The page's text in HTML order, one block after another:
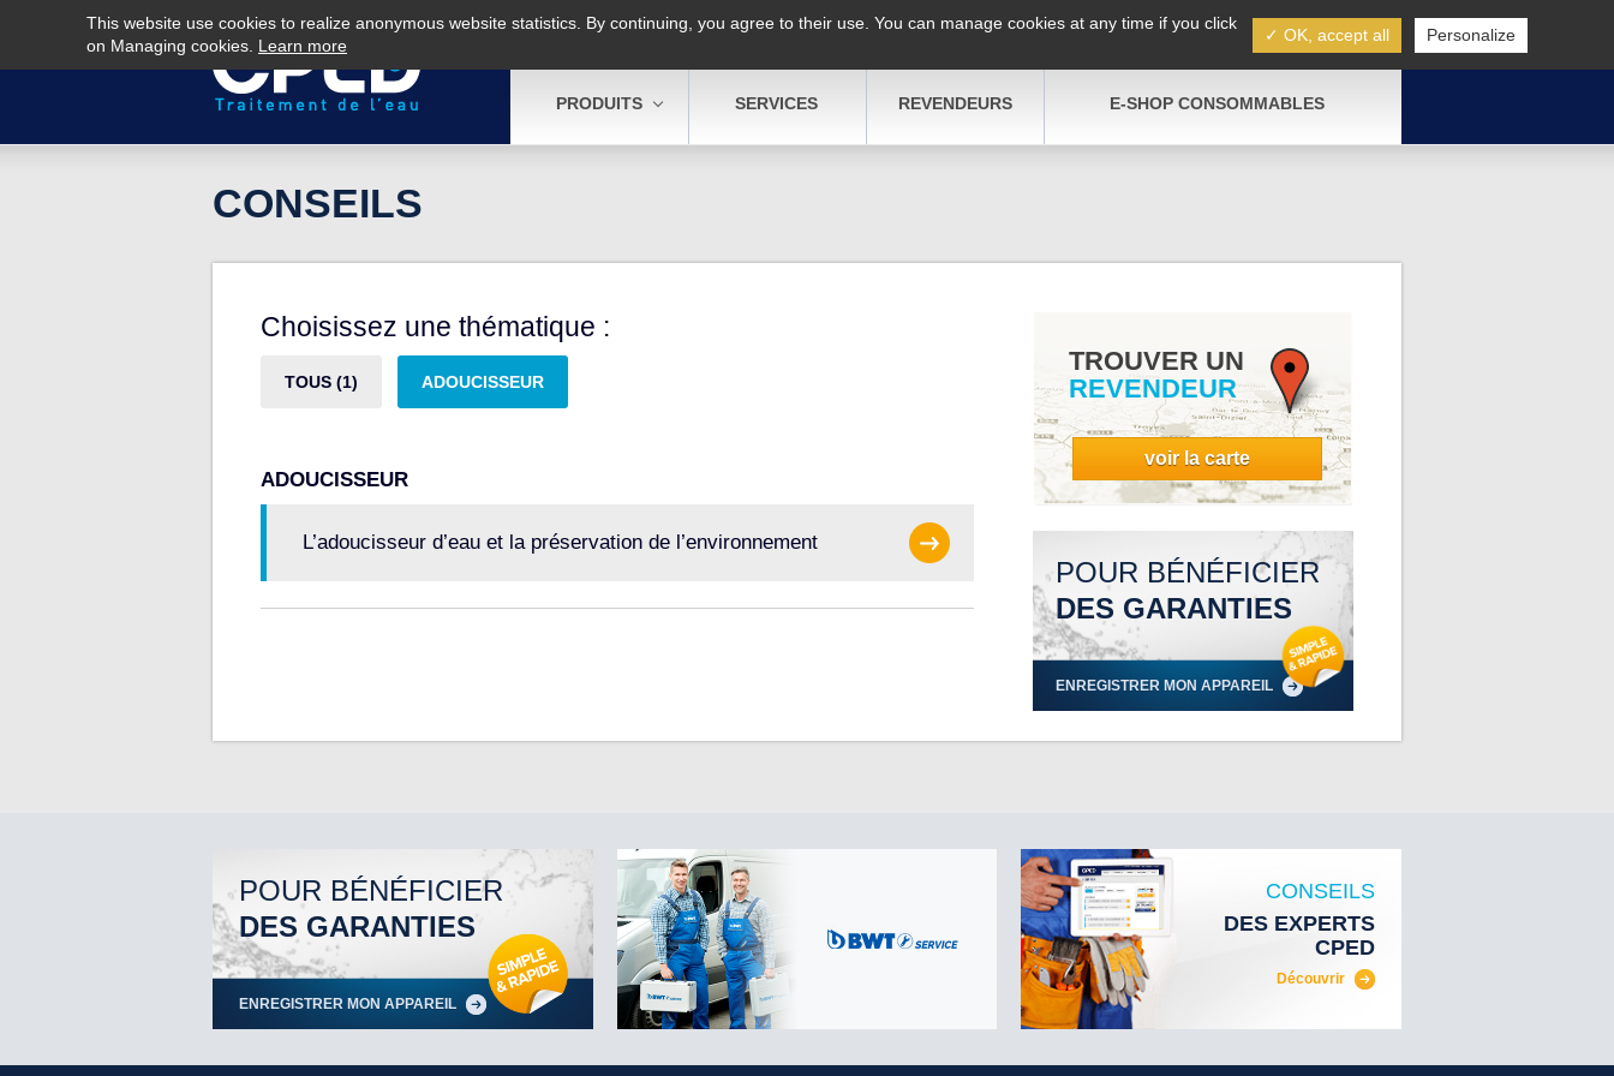
ACCUEIL ENGAGEMENTS FAQ CONSEILS NOUS CONTACTER
PRODUITS SERVICES REVENDEURS E-SHOP CONSOMMABLES
CONSEILS
Choisissez une thématique :
TOUS (1) ADOUCISSEUR
ADOUCISSEUR
L’adoucisseur d’eau et la préservation de l’environnement
TROUVER UN
REVENDEUR
voir la carte
POUR BÉNÉFICIER
DES GARANTIES
ENREGISTRER MON APPAREIL
POUR BÉNÉFICIER
DES GARANTIES
ENREGISTRER MON APPAREIL
CONSEILS
DES EXPERTS
CPED
Découvrir
This website use cookies to realize anonymous website statistics. By continuing, you agree to their use. You can manage cookies at any time if you click
on Managing cookies. Learn more
✓ OK, accept all Personalize